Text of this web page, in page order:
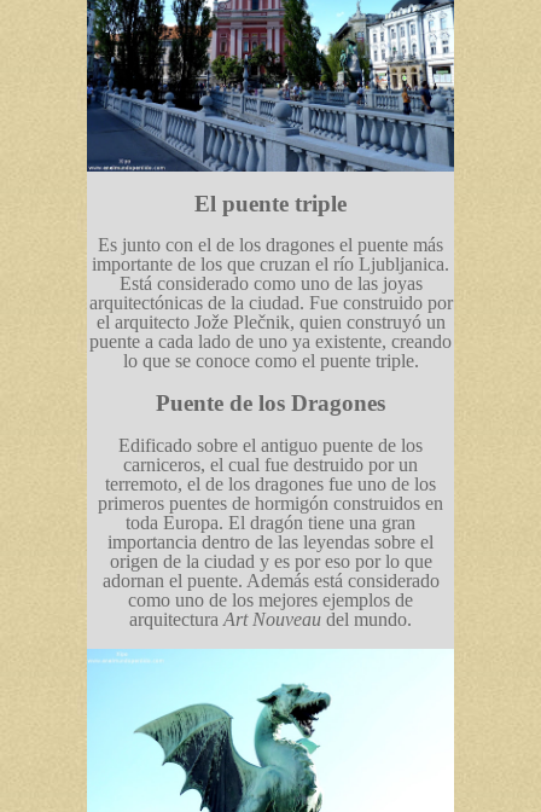
El puente triple
Es junto con el de los dragones el puente más
importante de los que cruzan el río Ljubljanica.
Está considerado como uno de las joyas
arquitectónicas de la ciudad. Fue construido por
el arquitecto Jože Plečnik, quien construyó un
puente a cada lado de uno ya existente, creando
lo que se conoce como el puente triple.
Puente de los Dragones
Edificado sobre el antiguo puente de los
carniceros, el cual fue destruido por un
terremoto, el de los dragones fue uno de los
primeros puentes de hormigón construidos en
toda Europa. El dragón tiene una gran
importancia dentro de las leyendas sobre el
origen de la ciudad y es por eso por lo que
adornan el puente. Además está considerado
como uno de los mejores ejemplos de
arquitectura Art Nouveau del mundo.